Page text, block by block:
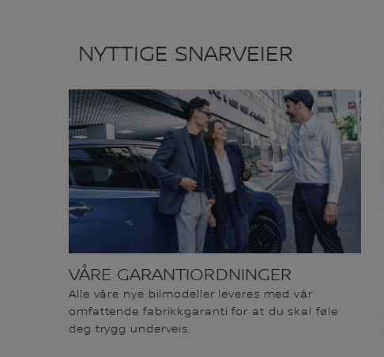
NYTTIGE SNARVEIER
VÅRE GARANTIORDNINGER
Alle våre nye bilmodeller leveres med vår
omfattende fabrikkgaranti for at du skal føle
deg trygg underveis.